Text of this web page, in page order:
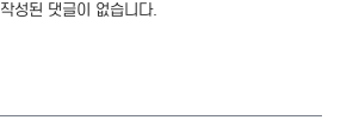
작성된 댓글이 없습니다.